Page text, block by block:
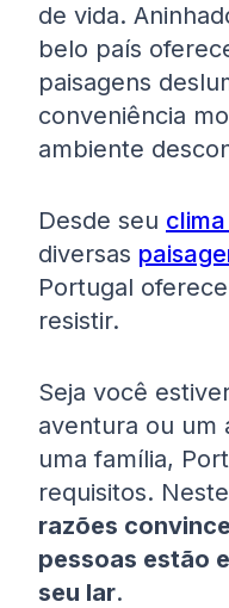
de vida.
belo país
paisagens
conveniência
ambiente
Desde seu
diversas
Portugal
resistir.
Seja você
aventura ou um
uma família,
requisitos.
razões
pessoas estão
seu lar.